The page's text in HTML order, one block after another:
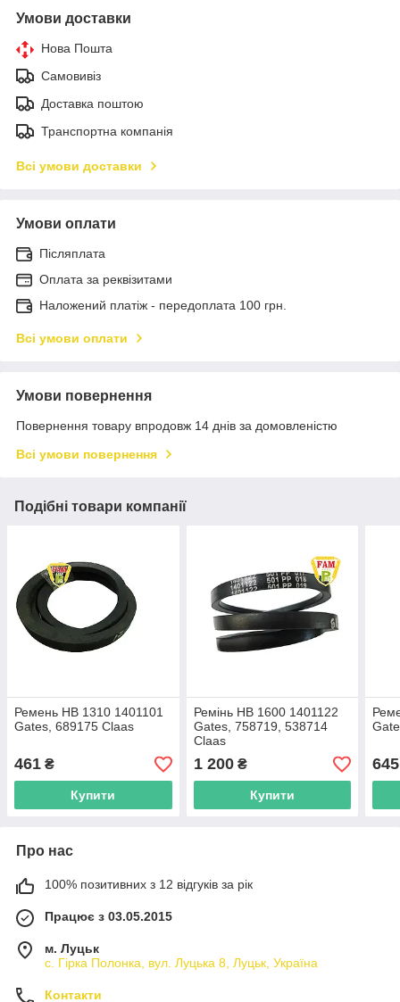
Умови доставки
Нова Пошта
Самовивіз
Доставка поштою
Транспортна компанія
Всі умови доставки
Умови оплати
Післяплата
Оплата за реквізитами
Наложений платіж - передоплата 100 грн.
Всі умови оплати
Умови повернення
Повернення товару впродовж 14 днів за домовленістю
Всі умови повернення
Подібні товари компанії
Ремень HB 1310 1401101
Gates, 689175 Claas
461 ₴
Купити
Ремінь HB 1600 1401122
Gates, 758719, 538714
Claas
1 200₴
Купити
645
Про нас
100% позитивних з 12 відгуків за рік
Працює з 03.05.2015
м. Луцьк
с. Гірка Полонка, вул. Луцька 8, Луцьк, Україна
Контакти